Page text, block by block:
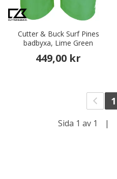
Cutter & Buck Surf Pines
badbyxa, Lime Green
449,00 kr
1
Sida 1 av 1 |